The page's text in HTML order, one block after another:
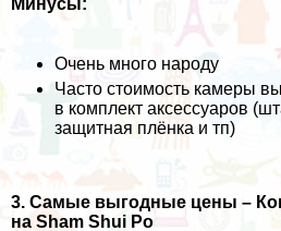
Минусы:
Очень много народу
Часто стоимость камеры
в комплект аксессуаров
защитная плёнка и тп)
3. Самые выгодные цены –
на Sham Shui Po